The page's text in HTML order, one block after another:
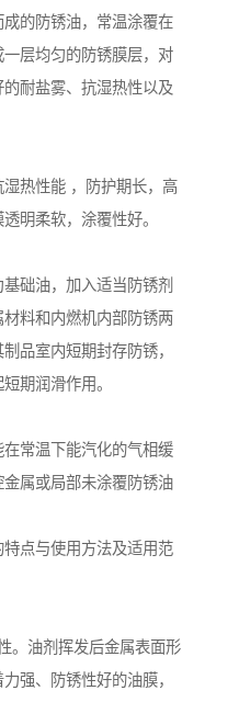
的防锈油，常温涂覆在
层均匀的防锈膜层，对
耐盐雾、抗湿热性以及
热性能 ，防护期长，高
明柔软，涂覆性好。
础油，加入适当防锈剂
料和内燃机内部防锈两
品室内短期封存防锈，
期润滑作用。
常温下能汽化的气相缓
属或局部未涂覆防锈油
点与使用方法及适用范
。油剂挥发后金属表面形
强、防锈性好的油膜，